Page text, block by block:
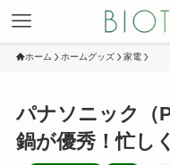
ホーム ホームグッズ 家電
パナソニック（
鍋が優秀！忙し